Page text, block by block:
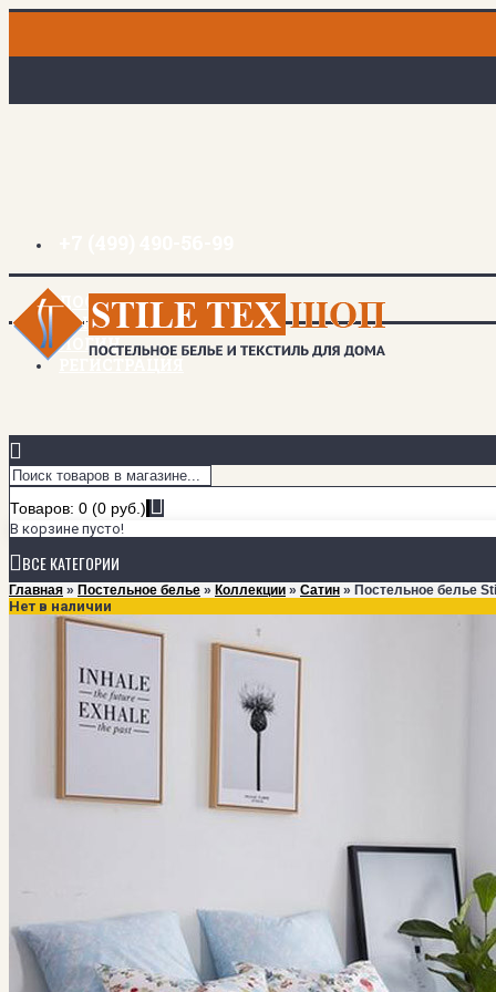
ДОСТАВКА И ОПЛАТА
ЗАКЛАДКИ (0)
ЛОГИН
Товаров: 0 (0 руб.)
В корзине пусто!
ВСЕ КАТЕГОРИИ
+
ПОСТЕЛЬНОЕ БЕЛЬЕ
Мако-сатин класса Люкс
РАЗМЕРЫ
1,5-спальный
Главная » Постельное белье » Коллекции » Сатин » Постельное белье
Нет в наличии